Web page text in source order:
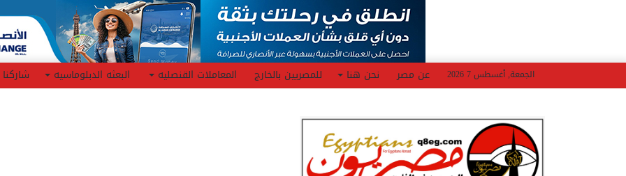
الجمعة, أغسطس 7 2026 عن مصر نحن هنا للمصريين بالخارج المعاملات القنصليه البعثه الدبلوماسيه شاركنا